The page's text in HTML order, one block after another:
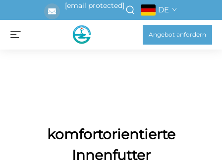
[email protected] DE
Angebot anfordern
komfortorientierte
Innenfutter